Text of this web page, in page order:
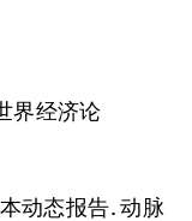
界经济论
动态报告. 动脉